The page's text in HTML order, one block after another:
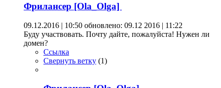
Фрилансер [Ola_Olga]
09.12.2016 | 10:50 обновлено: 09.12 2016 | 11:22
Буду участвовать. Почту дайте, пожалуйста! Нужен ли
домен?
Ссылка
Свернуть ветку (1)